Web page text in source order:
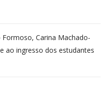
Carina Machado-
ao ingresso dos estudantes